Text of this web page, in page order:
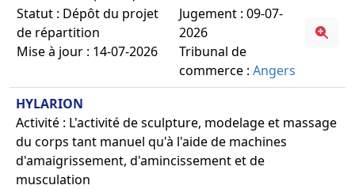
Statut : Dépôt du projet
de répartition
Mise à jour : 14-07-2026
Jugement : 09-07-
2026
Tribunal de
commerce :Angers
HYLARION
Activité : L'activité de sculpture, modelage et massage
du corps tant manuel qu'à l'aide de machines
d'amaigrissement, d'amincissement et de
musculation